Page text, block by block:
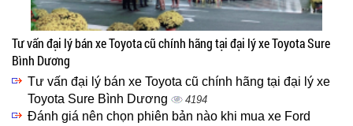
Tư vấn đại lý bán xe Toyota cũ chính hãng tại đại lý xe Toyota Sure
Bình Dương
Tư vấn đại lý bán xe Toyota cũ chính hãng tại đại lý xe
Toyota Sure Bình Dương
4194
Đánh giá nên chọn phiên bản nào khi mua xe Ford